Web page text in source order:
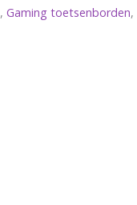
,Gaming toetsenborden,